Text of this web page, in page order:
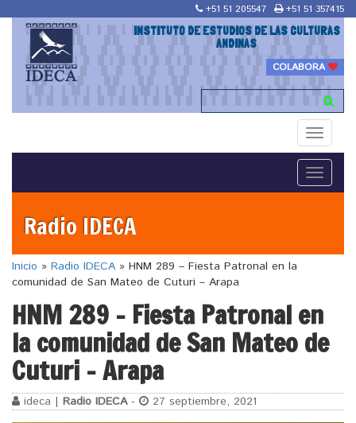
+51 51 205547 +51 51 357415
INSTITUTO DE ESTUDIOS DE LAS CULTURAS
ANDINAS
COLABORA
Toggle
Toggle
Radio IDECA
Inicio » Radio IDECA » HNM 289 – Fiesta Patronal en la
comunidad de San Mateo de Cuturi – Arapa
HNM 289 – Fiesta Patronal en
la comunidad de San Mateo de
Cuturi – Arapa
ideca | Radio IDECA- 27 septiembre, 2021